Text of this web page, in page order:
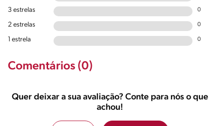
3 estrelas 0
2 estrelas 0
1 estrela 0
Comentários (0)
Quer deixar a sua avaliação? Conte para nós o que
achou!